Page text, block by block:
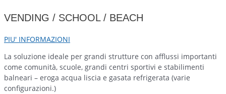
VENDING / SCHOOL / BEACH
PIU' INFORMAZIONI
La soluzione ideale per grandi strutture con afflussi importanti
come comunità, scuole, grandi centri sportivi e stabilimenti
balneari – eroga acqua liscia e gasata refrigerata (varie
configurazioni.)